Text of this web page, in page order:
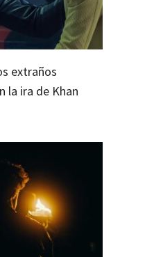
extraños
la ira de Khan